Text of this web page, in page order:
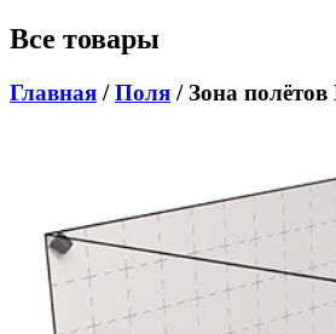
Все товары
Главная /Поля / Зона